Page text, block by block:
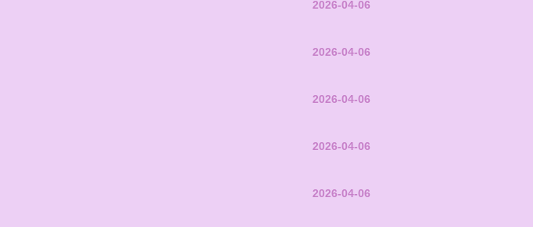
2026-04-06
2026-04-06
2026-04-06
2026-04-06
2026-04-06